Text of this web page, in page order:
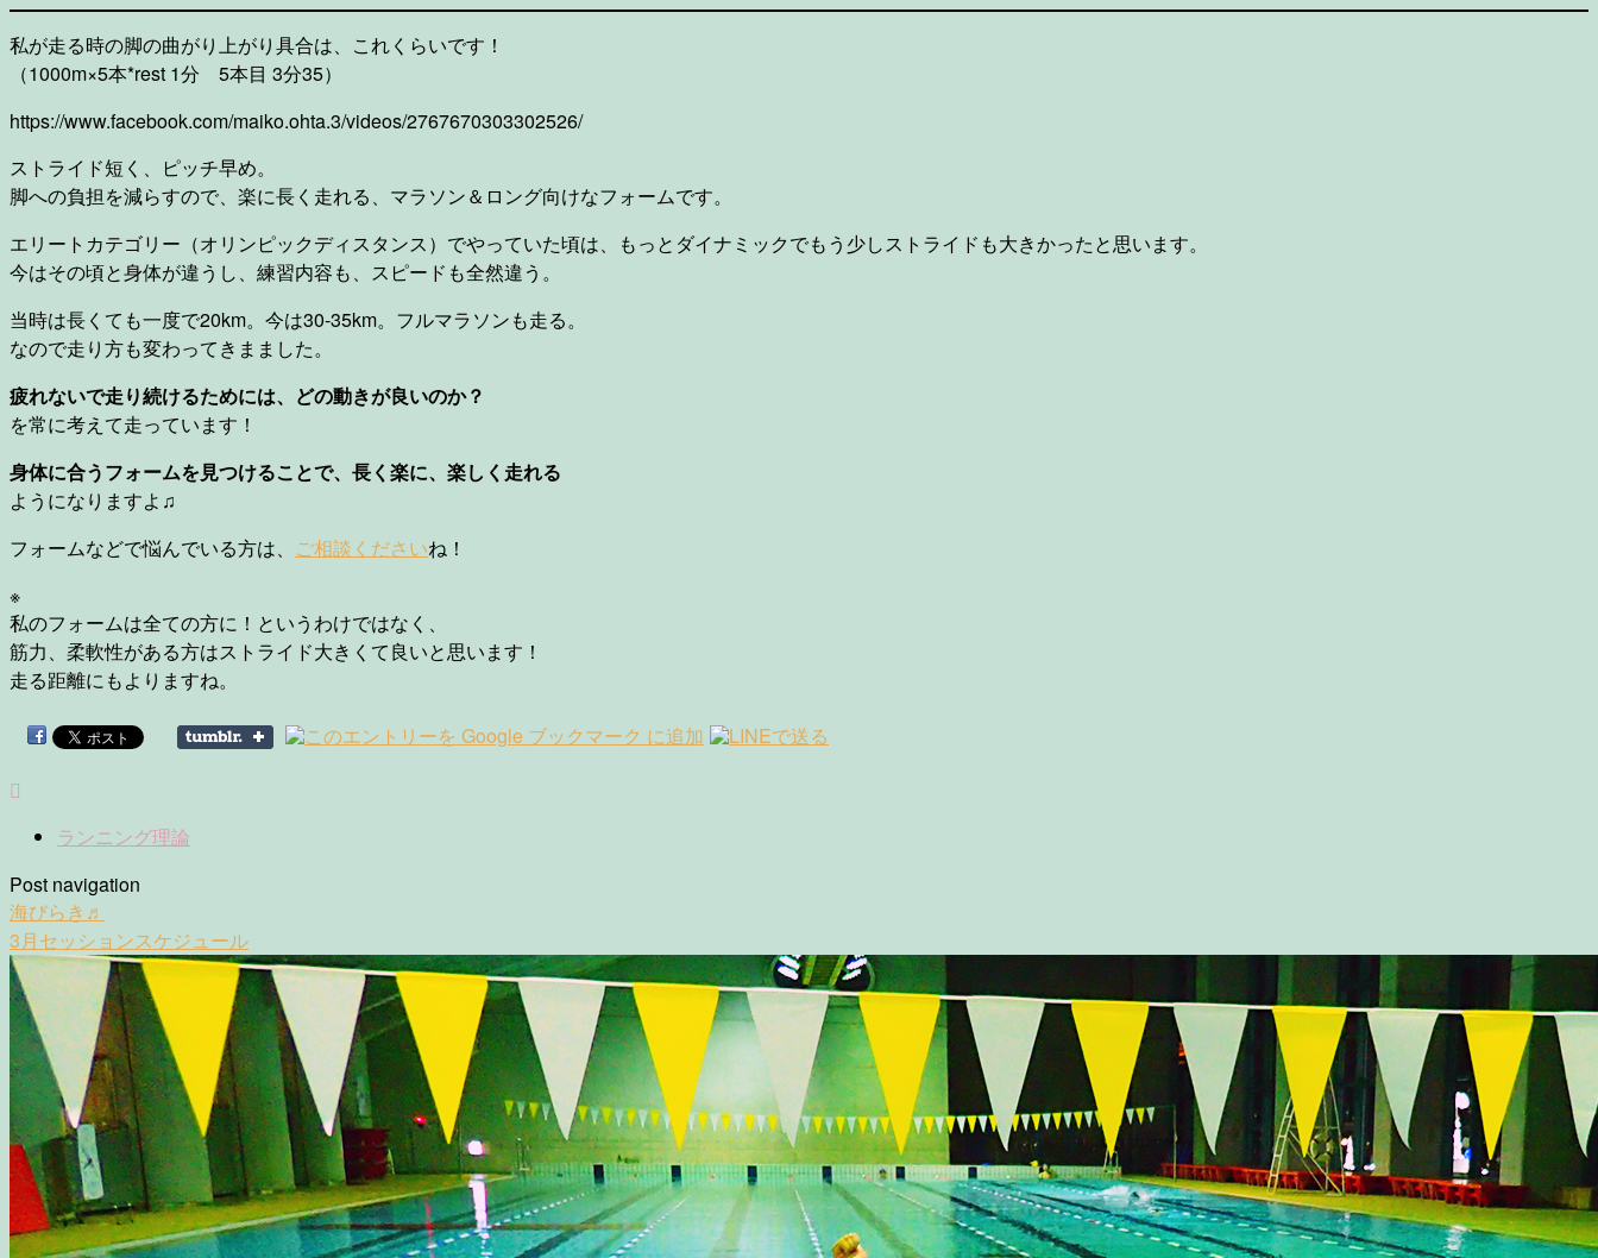
私が走る時の脚の曲がり上がり具合は、これくらいです！
（1000m×5本*rest 1分 5本目 3分35）
https://www.facebook.com/maiko.ohta.3/videos/2767670303302526/
ストライド短く、ピッチ早め。
脚への負担を減らすので、楽に長く走れる、マラソン＆ロング向けなフォームです。
エリートカテゴリー（オリンピックディスタンス）でやっていた頃は、もっとダイナミックでもう少しストライドも大きかったと思います。
今はその頃と身体が違うし、練習内容も、スピードも全然違う。
当時は長くても一度で20km。今は30-35km。フルマラソンも走る。
なので走り方も変わってきまました。
疲れないで走り続けるためには、どの動きが良いのか？
を常に考えて走っています！
身体に合うフォームを見つけることで、長く楽に、楽しく走れる
ようになりますよ♫
フォームなどで悩んでいる方は、 ご相談くださいね！
※
私のフォームは全ての方に！というわけではなく、
筋力、柔軟性がある方はストライド大きくて良いと思います！
走る距離にもよりますね。
ランニング理論
Post navigation
海びらき♬
3月セッションスケジュール